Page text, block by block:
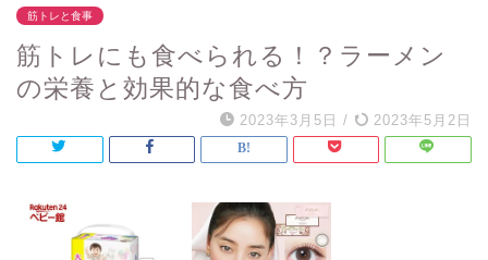
筋トレと食事
筋トレにも食べられる！？ラーメン
の栄養と効果的な食べ方
2023年3月5日 / 2023年5月2日